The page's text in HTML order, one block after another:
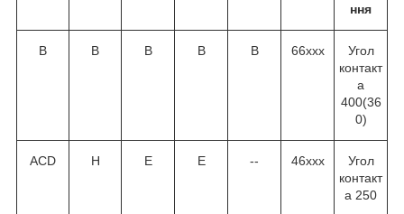
ння
В В В В В 66ххх
Угол
контакт
а
400(36
0)
ACD H E E -- 46ххх
Угол
контакт
а 250